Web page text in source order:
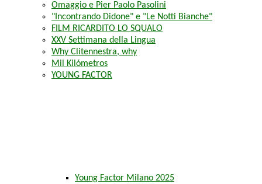
Omaggio e Pier Paolo Pasolini
"Incontrando Didone" e "Le Notti Bianche"
FILM RICARDITO LO SQUALO
XXV Settimana della Lingua
Why Clitennestra, why
Mil Kilómetros
YOUNG FACTOR
Young Factor Milano 2025